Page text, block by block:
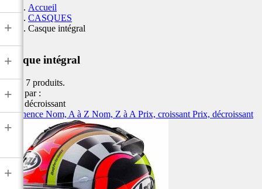
+
+
+
+
+
Accueil
CASQUES
Casque intégral
Casque intégral
Il y a 7 produits.
Trier par :
Prix, décroissant
Pertinence Nom, A à Z Nom, Z à A Prix, croissant Prix, décroissant